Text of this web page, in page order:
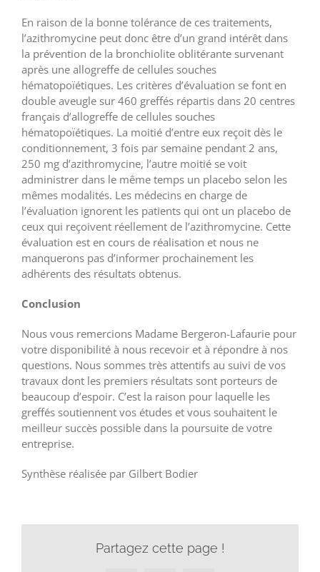
En raison de la bonne tolérance de ces traitements,
l’azithromycine peut donc être d’un grand intérêt dans
la prévention de la bronchiolite oblitérante survenant
après une allogreffe de cellules souches
hématopoïétiques. Les critères d’évaluation se font en
double aveugle sur 460 greffés répartis dans 20 centres
français d’allogreffe de cellules souches
hématopoïétiques. La moitié d’entre eux reçoit dès le
conditionnement, 3 fois par semaine pendant 2 ans,
250 mg d’azithromycine, l’autre moitié se voit
administrer dans le même temps un placebo selon les
mêmes modalités. Les médecins en charge de
l’évaluation ignorent les patients qui ont un placebo de
ceux qui reçoivent réellement de l’azithromycine. Cette
évaluation est en cours de réalisation et nous ne
manquerons pas d’informer prochainement les
adhérents des résultats obtenus.
Conclusion
Nous vous remercions Madame Bergeron-Lafaurie pour
votre disponibilité à nous recevoir et à répondre à nos
questions. Nous sommes très attentifs au suivi de vos
travaux dont les premiers résultats sont porteurs de
beaucoup d’espoir. C’est la raison pour laquelle les
greffés soutiennent vos études et vous souhaitent le
meilleur succès possible dans la poursuite de votre
entreprise.
Synthèse réalisée par Gilbert Bodier
Partagez cette page !